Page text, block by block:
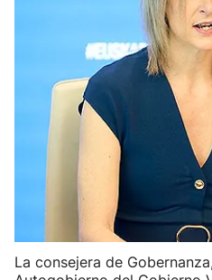
La consejera de